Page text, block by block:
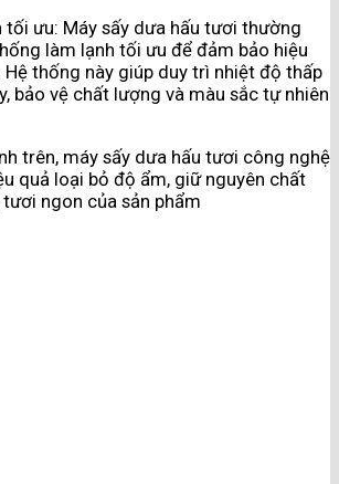
tối ưu: Máy sấy dưa hấu tươi thường
làm lạnh tối ưu để đảm bảo hiệu
Hệ thống này giúp duy trì nhiệt độ thấp
bảo vệ chất lượng và màu sắc tự nhiên
trên, máy sấy dưa hấu tươi công nghệ
quả loại bỏ độ ẩm, giữ nguyên chất
ngon của sản phẩm